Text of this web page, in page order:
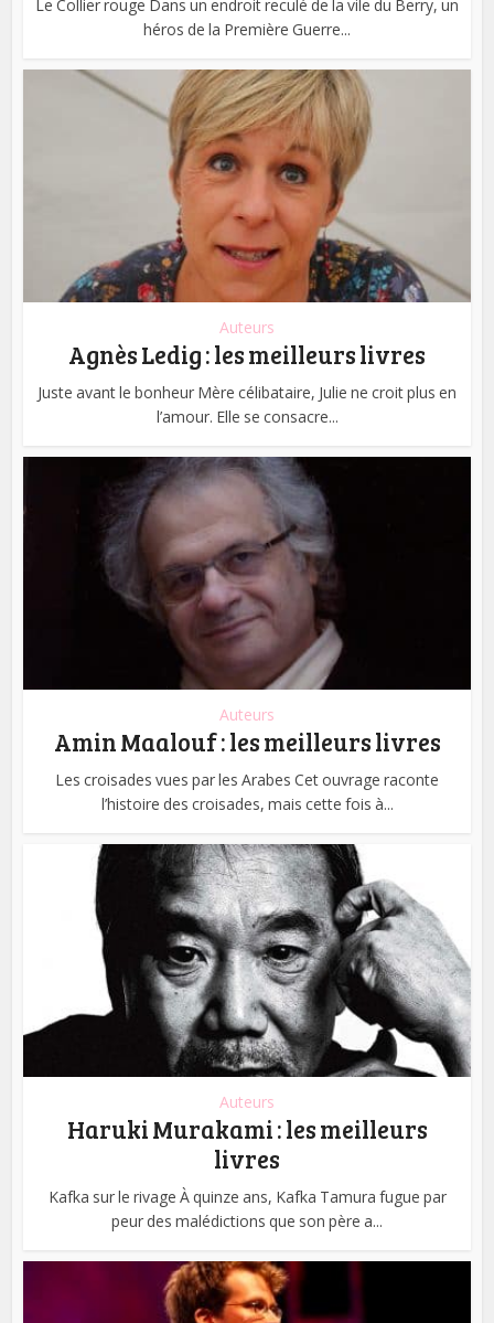
Le Collier rouge Dans un endroit reculé de la vile du Berry, un
héros de la Première Guerre...
Auteurs
Agnès Ledig : les meilleurs livres
Juste avant le bonheur Mère célibataire, Julie ne croit plus en
l’amour. Elle se consacre...
Auteurs
Amin Maalouf : les meilleurs livres
Les croisades vues par les Arabes Cet ouvrage raconte
l’histoire des croisades, mais cette fois à...
Auteurs
Haruki Murakami : les meilleurs
livres
Kafka sur le rivage À quinze ans, Kafka Tamura fugue par
peur des malédictions que son père a...